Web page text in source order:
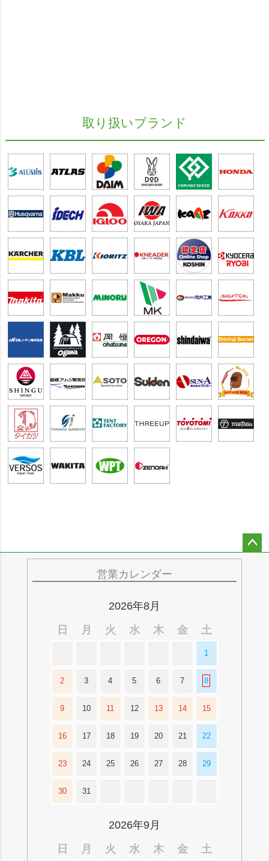
取り扱いブランド
営業カレンダー
2026年8月
日
月 火 水 木 金 土
1
2 3 4 5 6 7 8
9 10 11 12 13 14 15
16 17 18 19 20 21 22
23 24 25 26 27 28 29
30 31
2026年9月
日
月 火 水 木 金 土